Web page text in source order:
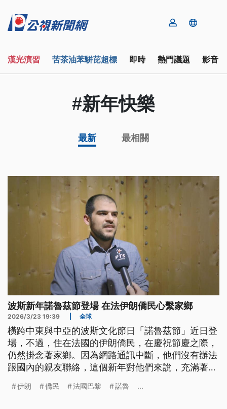
漢光演習 苦茶油苯駢芘超標 即時 熱門議題 影音
#新年快樂
最新 最相關
波斯新年諾魯茲節登場 在法伊朗僑民心繫家鄉
2026/3/23 19:39 全球
橫跨中東與中亞的波斯文化節日「諾魯茲節」近日登
場，不過，住在法國的伊朗僑民，在慶祝節慶之際，
仍然掛念著家鄉。因為網路通訊中斷，他們沒有辦法
跟國內的親友聯絡，這個新年對他們來說，充滿著複
伊朗 僑民 法國巴黎 諾魯 ...